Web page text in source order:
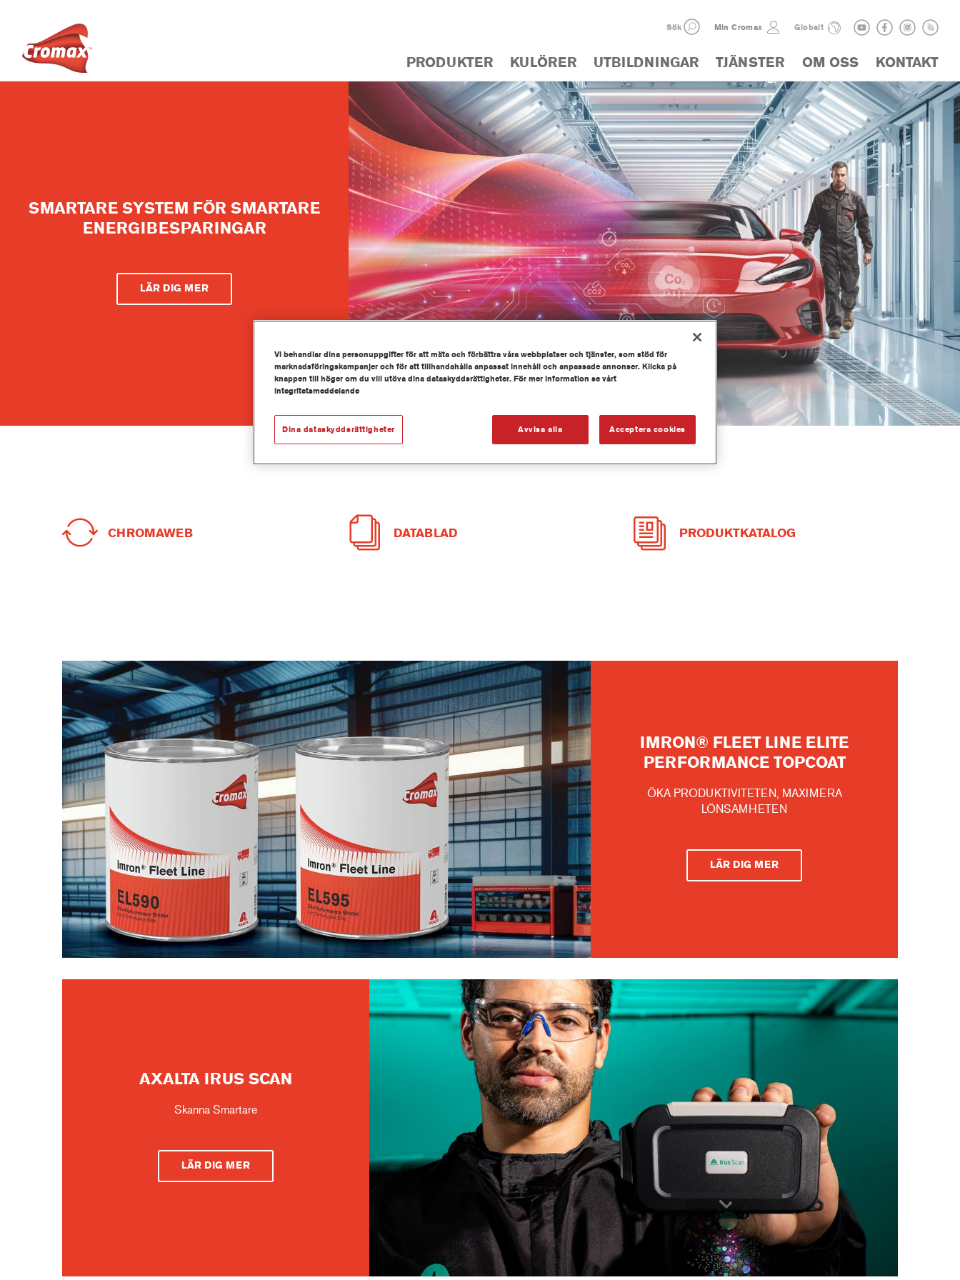
Sök Min Cromax Globalt
PRODUKTER KULÖRER UTBILDNINGAR TJÄNSTER OM OSS KONTAKT
SMARTARE SYSTEM FÖR SMARTARE
ENERGIBESPARINGAR
LÄR DIG MER
CHROMAWEB DATABLAD PRODUKTKATALOG
IMRON® FLEET LINE ELITE
PERFORMANCE TOPCOAT
ÖKA PRODUKTIVITETEN, MAXIMERA
LÖNSAMHETEN
LÄR DIG MER
AXALTA IRUS SCAN
Skanna Smartare
LÄR DIG MER
Vi behandlar dina personuppgifter för att mäta och förbättra våra webbplatser och tjänster, som stöd för
marknadsföringskampanjer och för att tillhandahålla anpassat innehåll och anpassade annonser. Klicka på
knappen till höger om du vill utöva dina dataskyddsrättigheter. För mer information se vårt
integritetsmeddelande
Avvisa alla Acceptera cookies
Dina dataskyddsrättigheter